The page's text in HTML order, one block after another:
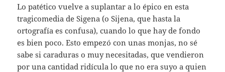
Lo patético vuelve a suplantar a lo épico en esta
tragicomedia de Sigena (o Sijena, que hasta la
ortografía es confusa), cuando lo que hay de fondo
es bien poco. Esto empezó con unas monjas, no sé
sabe si caraduras o muy necesitadas, que vendieron
por una cantidad ridícula lo que no era suyo a quien